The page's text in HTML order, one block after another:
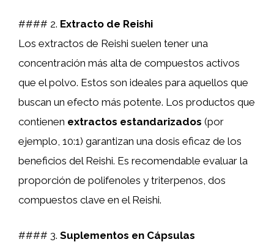
#### 2. Extracto de Reishi
Los extractos de Reishi suelen tener una
concentración más alta de compuestos activos
que el polvo. Estos son ideales para aquellos que
buscan un efecto más potente. Los productos que
contienen extractos estandarizados (por
ejemplo, 10:1) garantizan una dosis eficaz de los
beneficios del Reishi. Es recomendable evaluar la
proporción de polifenoles y triterpenos, dos
compuestos clave en el Reishi.
#### 3. Suplementos en Cápsulas